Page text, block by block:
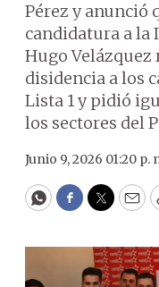
Pérez y anunció
candidatura a la
Hugo
disidencia a los
Lista 1 y pidió
los sectores del
Junio 9, 2026 01:20 p.
WhatsApp
Facebook
Twitter